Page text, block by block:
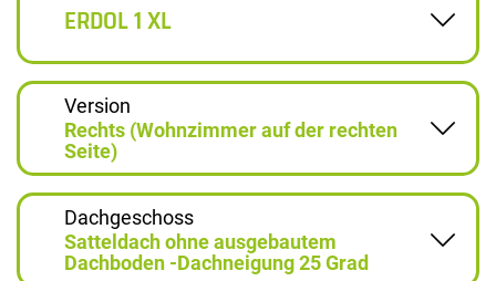
ERDOL 1 XL
Version
Rechts (Wohnzimmer auf der rechten
Seite)
Dachgeschoss
Satteldach ohne ausgebautem
Dachboden -Dachneigung 25 Grad